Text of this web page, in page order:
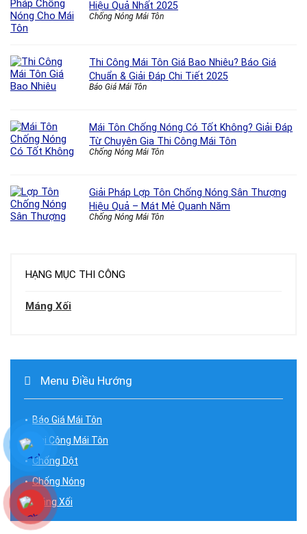
Hiệu Quả Nhất 2025
Chống Nóng Mái Tôn
Thi Công Mái Tôn Giá Bao Nhiêu? Báo Giá
Chuẩn & Giải Đáp Chi Tiết 2025
Báo Giá Mái Tôn
Mái Tôn Chống Nóng Có Tốt Không? Giải Đáp
Từ Chuyên Gia Thi Công Mái Tôn
Chống Nóng Mái Tôn
Giải Pháp Lợp Tôn Chống Nóng Sân Thượng
Hiệu Quả – Mát Mẻ Quanh Năm
Chống Nóng Mái Tôn
HẠNG MỤC THI CÔNG
Máng Xối
Menu Điều Hướng
Báo Giá Mái Tôn
Thi Công Mái Tôn
Chống Dột
Chống Nóng
Máng Xối